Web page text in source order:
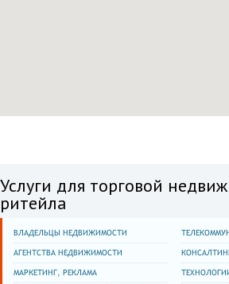
Услуги для торговой
ритейла
ВЛАДЕЛЬЦЫ НЕДВИЖИМОСТИ
АГЕНТСТВА НЕДВИЖИМОСТИ
МАРКЕТИНГ, РЕКЛАМА